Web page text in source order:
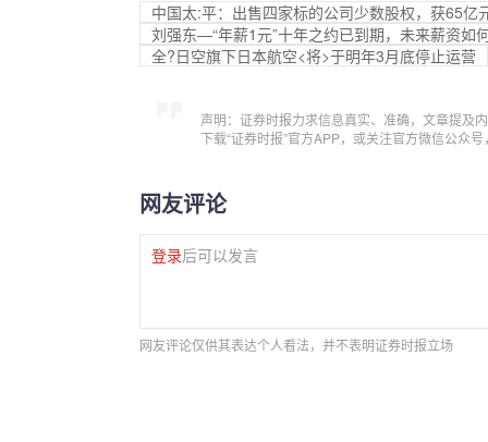
中国太:平：出售四家标的公司少数股权，获65亿
刘强东—“年薪1元”十年之约已到期，未来薪资如
全?日空旗下日本航空<将>于明年3月底停止运营
声明：证券时报力求信息真实、准确，文章提及
下载“证券时报”官方APP，或关注官方微信公众
网友评论
登录后可以发言
网友评论仅供其表达个人看法，并不表明证券时报立场